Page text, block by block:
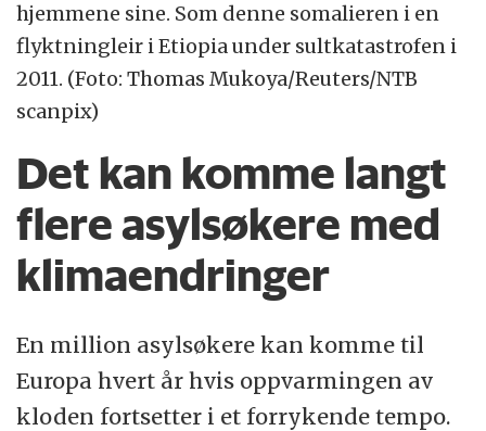
hjemmene sine. Som denne somalieren i en
flyktningleir i Etiopia under sultkatastrofen i
2011. (Foto: Thomas Mukoya/Reuters/NTB
scanpix)
Det kan komme langt
flere asylsøkere med
klimaendringer
En million asylsøkere kan komme til
Europa hvert år hvis oppvarmingen av
kloden fortsetter i et forrykende tempo.